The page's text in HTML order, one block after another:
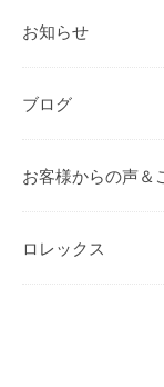
お知らせ
ブログ
お客様からの声＆
ロレックス